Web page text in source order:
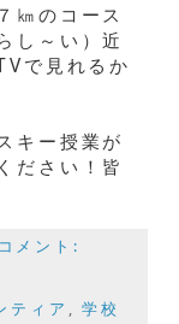
㎞のコース
し～い）近
で見れるか
キー授業が
ださい！皆
メント:
ティア ,学校